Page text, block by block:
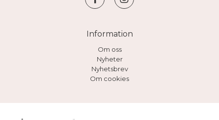
Information
Om oss
Nyheter
Nyhetsbrev
Om cookies